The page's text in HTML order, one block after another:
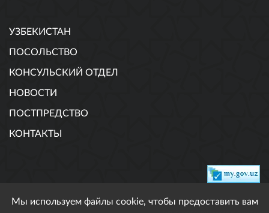
УЗБЕКИСТАН
ПОСОЛЬСТВО
КОНСУЛЬСКИЙ ОТДЕЛ
НОВОСТИ
ПОСТПРЕДСТВО
КОНТАКТЫ
Мы используем файлы cookie, чтобы предоставить вам